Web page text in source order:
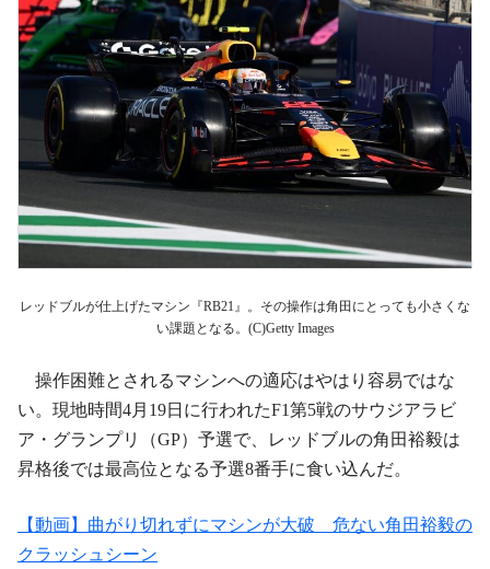
レッドブルが仕上げたマシン『RB21』。その操作は角田にとっても小さくな
い課題となる。(C)Getty Images
操作困難とされるマシンへの適応はやはり容易ではな
い。現地時間4月19日に行われたF1第5戦のサウジアラビ
ア・グランプリ（GP）予選で、レッドブルの角田裕毅は
昇格後では最高位となる予選8番手に食い込んだ。
【動画】曲がり切れずにマシンが大破 危ない角田裕毅の
クラッシュシーン